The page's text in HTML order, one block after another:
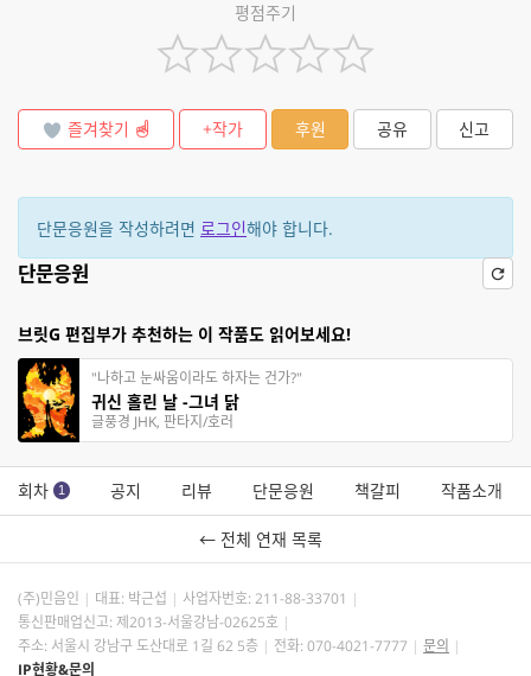
평점주기
즐겨찾기 +작가 후원 공유 신고
단문응원을 작성하려면 로그인해야 합니다.
단문응원
브릿G 편집부가 추천하는 이 작품도 읽어보세요!
"나하고 눈싸움이라도 하자는 건가?"
귀신 홀린 날 -그녀 닭
글풍경 JHK, 판타지/호러
회차 1 공지 리뷰 단문응원 책갈피 작품소개
← 전체 연재 목록
(주)민음인 대표: 박근섭 사업자번호: 211-88-33701
통신판매업신고: 제2013-서울강남-02625호
주소: 서울시 강남구 도산대로 1길 62 5층
전화: 070-4021-7777
문의
IP현황&문의